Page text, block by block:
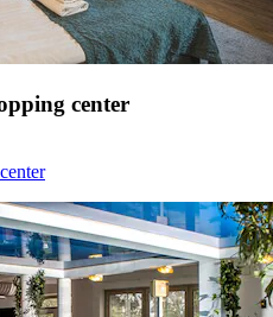
center